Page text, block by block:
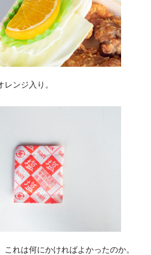
ンジ入り。
れは何にかければよかったのか。